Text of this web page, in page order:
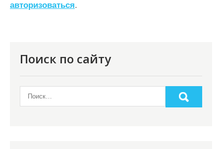
авторизоваться.
Поиск по сайту